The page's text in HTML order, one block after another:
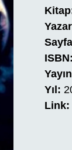
Yıl:
Link: